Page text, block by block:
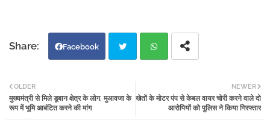
Facebook
tter atsa
NEWER
खेतों के मोटर पंप से केबल वायर चोरी करने वाले दो
आरोपियों को पुलिस ने किया गिरफ्तार
OLDER
मुख्यमंत्री से मिले डूबान क्षेत्र के लोग, मुआवजा के
रूप में भूमि आबंटित करने की मांग